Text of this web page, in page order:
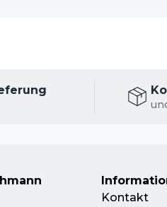
Kontakt